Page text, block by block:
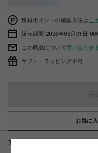
獲得ポイントの確認方法は こ
販売期間 2026年03月01日
この商品について問い合わせ
ギフト：ラッピング不可
お気に
アイテム説明 / 素材